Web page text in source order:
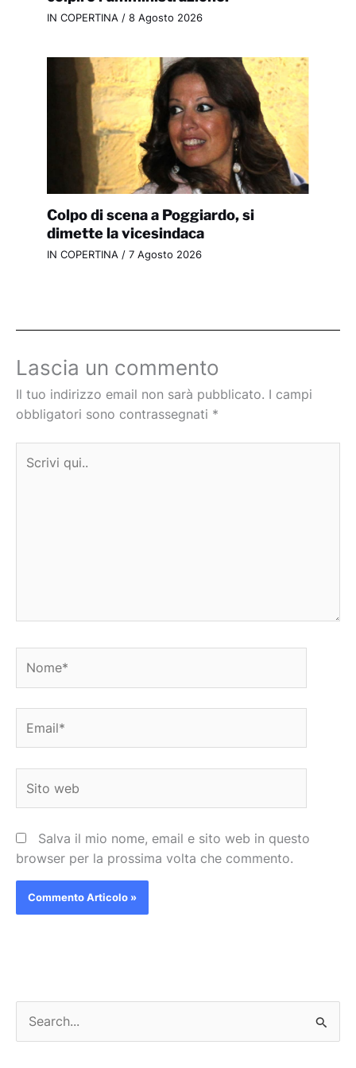
IN COPERTINA / 8 Agosto 2026
Colpo di scena a Poggiardo, si
dimette la vicesindaca
IN COPERTINA / 7 Agosto 2026
Lascia un commento
Il tuo indirizzo email non sarà pubblicato. I campi
obbligatori sono contrassegnati *
qui..
web
Salva il mio nome, email e sito web in questo
browser per la prossima volta che commento.